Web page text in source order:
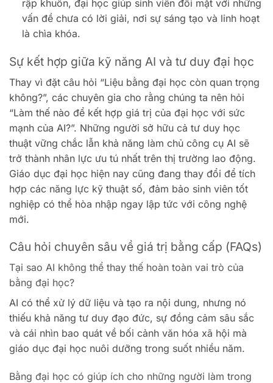
rập khuôn, đại học giúp sinh viên đối mặt với những
vấn đề chưa có lời giải, nơi sự sáng tạo và linh hoạt
là chìa khóa.
Sự kết hợp giữa kỹ năng AI và tư duy đại học
Thay vì đặt câu hỏi “Liệu bằng đại học còn quan trọng
không?”, các chuyên gia cho rằng chúng ta nên hỏi
“Làm thế nào để kết hợp giá trị của đại học với sức
mạnh của AI?”. Những người sở hữu cả tư duy học
thuật vững chắc lẫn khả năng làm chủ công cụ AI sẽ
trở thành nhân lực ưu tú nhất trên thị trường lao động.
Giáo dục đại học hiện nay cũng đang thay đổi để tích
hợp các năng lực kỹ thuật số, đảm bảo sinh viên tốt
nghiệp có thể hòa nhập ngay lập tức với công nghệ
mới.
Câu hỏi chuyên sâu về giá trị bằng cấp (FAQs)
Tại sao AI không thể thay thế hoàn toàn vai trò của
bằng đại học?
AI có thể xử lý dữ liệu và tạo ra nội dung, nhưng nó
thiếu khả năng tư duy đạo đức, sự đồng cảm sâu sắc
và cái nhìn bao quát về bối cảnh văn hóa xã hội mà
giáo dục đại học nuôi dưỡng trong suốt nhiều năm.
Bằng đại học có giúp ích cho những người làm trong